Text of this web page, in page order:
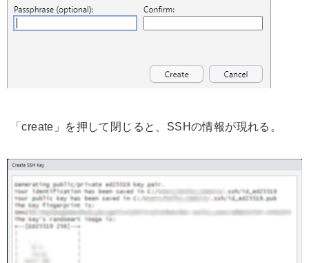
「create」を押して閉じると、SSHの情報が現れる。